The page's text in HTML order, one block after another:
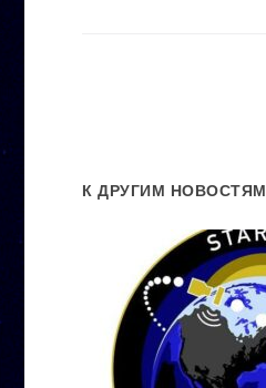
К ДРУГИМ НОВОСТЯМ